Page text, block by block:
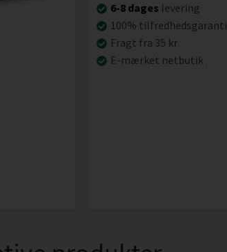
6-8 dages levering
100% tilfredhedsgaranti
Fragt fra 35 kr
E-mærket netbutik